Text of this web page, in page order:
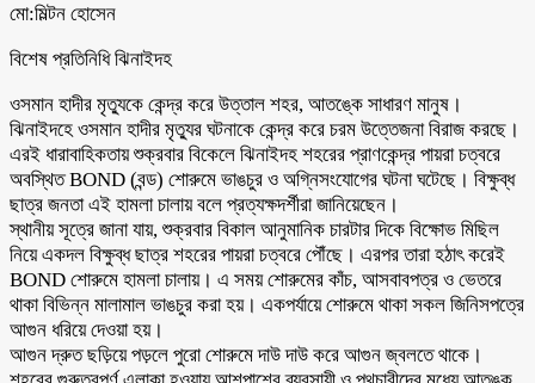
মো:মিল্টন হোসেন
বিশেষ প্রতিনিধি ঝিনাইদহ
ওসমান হাদীর মৃত্যুকে কেন্দ্র করে উত্তাল শহর, আতঙ্কে সাধারণ মানুষ।
ঝিনাইদহে ওসমান হাদীর মৃত্যুর ঘটনাকে কেন্দ্র করে চরম উত্তেজনা বিরাজ করছে।
এরই ধারাবাহিকতায় শুক্রবার বিকেলে ঝিনাইদহ শহরের প্রাণকেন্দ্র পায়রা চত্বরে
অবস্থিত BOND (বন্ড) শোরুমে ভাঙচুর ও অগ্নিসংযোগের ঘটনা ঘটেছে। বিক্ষুব্ধ
ছাত্র জনতা এই হামলা চালায় বলে প্রত্যক্ষদর্শীরা জানিয়েছেন।
স্থানীয় সূত্রে জানা যায়, শুক্রবার বিকাল আনুমানিক চারটার দিকে বিক্ষোভ মিছিল
নিয়ে একদল বিক্ষুব্ধ ছাত্র শহরের পায়রা চত্বরে পৌঁছে। এরপর তারা হঠাৎ করেই
BOND শোরুমে হামলা চালায়। এ সময় শোরুমের কাঁচ, আসবাবপত্র ও ভেতরে
থাকা বিভিন্ন মালামাল ভাঙচুর করা হয়। একপর্যায়ে শোরুমে থাকা সকল জিনিসপত্রে
আগুন ধরিয়ে দেওয়া হয়।
আগুন দ্রুত ছড়িয়ে পড়লে পুরো শোরুমে দাউ দাউ করে আগুন জ্বলতে থাকে।